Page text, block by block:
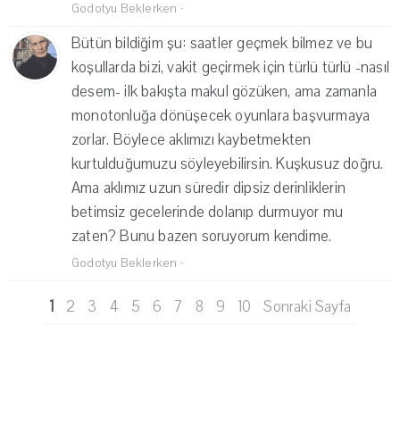
Godotyu Beklerken ·
Bütün bildiğim şu: saatler geçmek bilmez ve bu
koşullarda bizi, vakit geçirmek için türlü türlü -nasıl
desem- ilk bakışta makul gözüken, ama zamanla
monotonluğa dönüşecek oyunlara başvurmaya
zorlar. Böylece aklımızı kaybetmekten
kurtulduğumuzu söyleyebilirsin. Kuşkusuz doğru.
Ama aklımız uzun süredir dipsiz derinliklerin
betimsiz gecelerinde dolanıp durmuyor mu
zaten? Bunu bazen soruyorum kendime.
Godotyu Beklerken ·
1 2 3 4 5 6 7 8 9 10 Sonraki Sayfa